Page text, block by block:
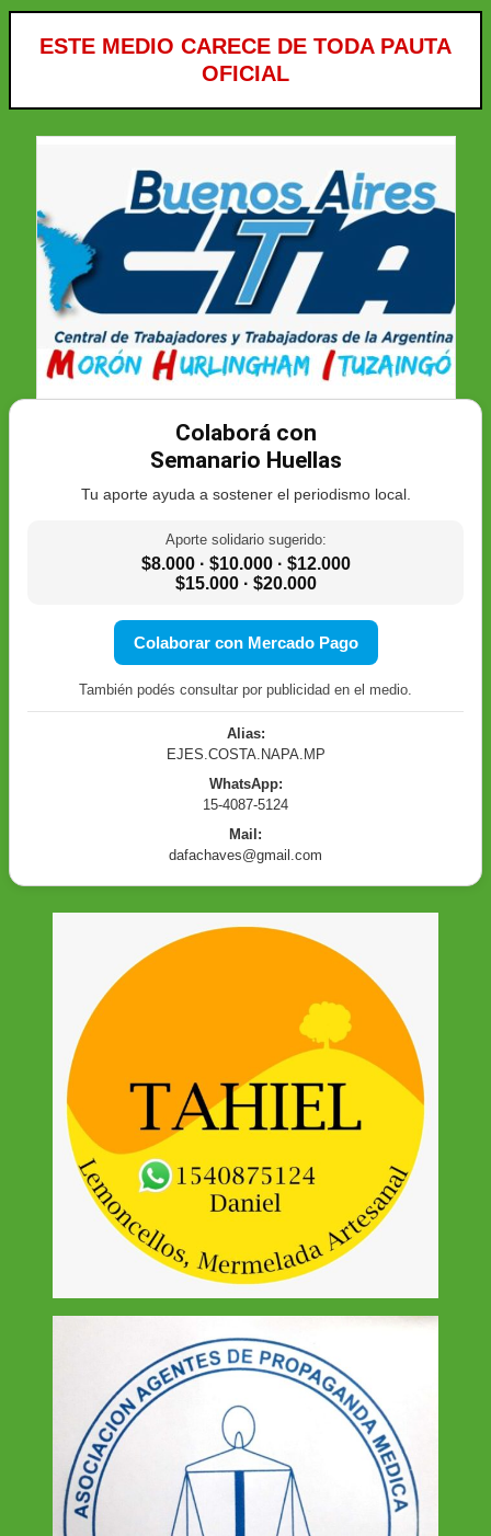
ESTE MEDIO CARECE DE TODA PAUTA
OFICIAL
Colaborá con
Semanario Huellas
Tu aporte ayuda a sostener el periodismo local.
Aporte solidario sugerido:
$8.000 · $10.000 · $12.000
$15.000 · $20.000
Colaborar con Mercado Pago
También podés consultar por publicidad en el medio.
Alias:
EJES.COSTA.NAPA.MP
WhatsApp:
15-4087-5124
Mail:
dafachaves@gmail.com